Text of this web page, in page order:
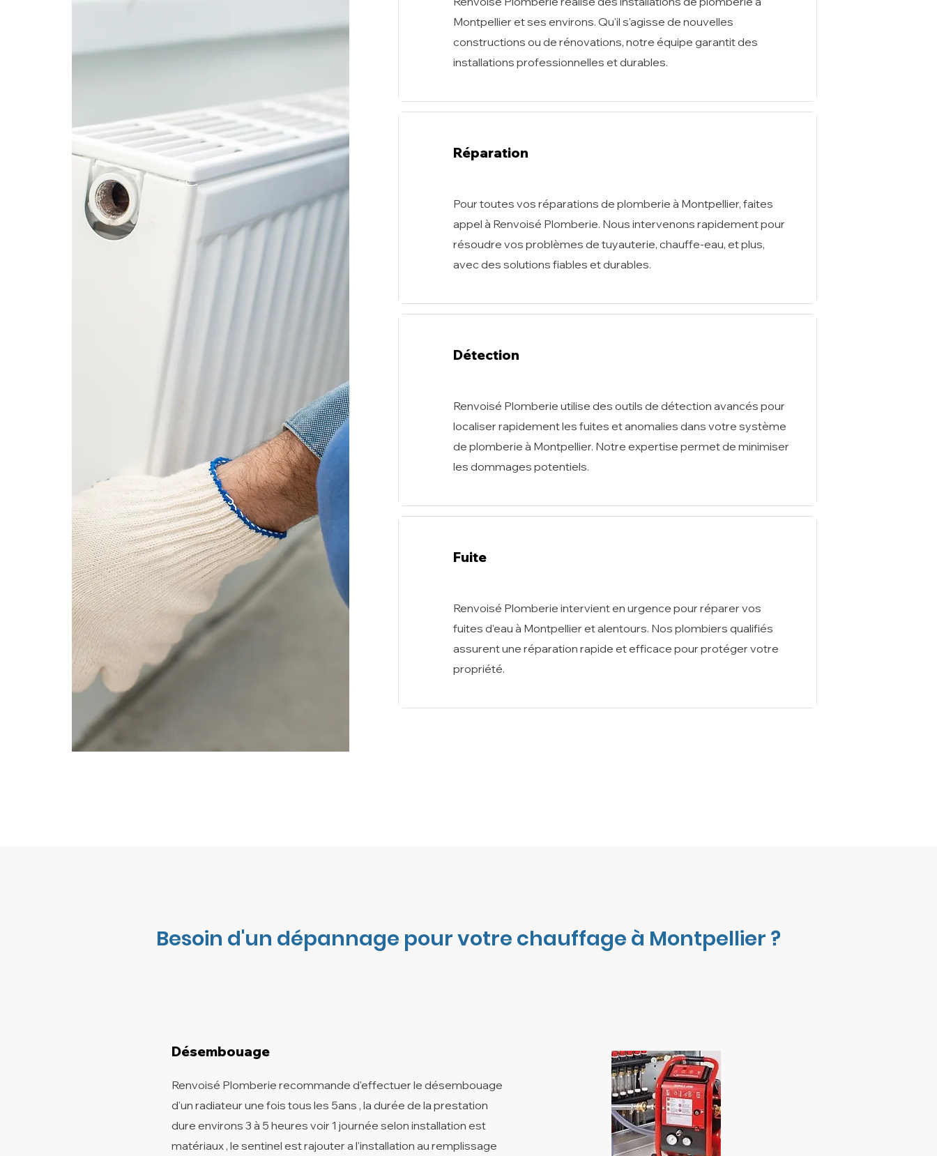
Montpellier et ses environs. Qu'il s'agisse de nouvelles
constructions ou de rénovations, notre équipe garantit des
installations professionnelles et durables.
Réparation
Pour toutes vos réparations de plomberie à Montpellier, faites
appel à Renvoisé Plomberie. Nous intervenons rapidement pour
résoudre vos problèmes de tuyauterie, chauffe-eau, et plus,
avec des solutions fiables et durables.
Détection
Renvoisé Plomberie utilise des outils de détection avancés pour
localiser rapidement les fuites et anomalies dans votre système
de plomberie à Montpellier. Notre expertise permet de minimiser
les dommages potentiels.
Fuite
Renvoisé Plomberie intervient en urgence pour réparer vos
fuites d'eau à Montpellier et alentours. Nos plombiers qualifiés
assurent une réparation rapide et efficace pour protéger votre
propriété.
Besoin d'un dépannage pour votre chauffage à Montpellier ?
Désembouage
Renvoisé Plomberie recommande d'effectuer le désembouage
d'un radiateur une fois tous les 5ans , la durée de la prestation
dure environs 3 à 5 heures voir 1 journée selon installation est
matériaux , le sentinel est rajouter a l'installation au remplissage